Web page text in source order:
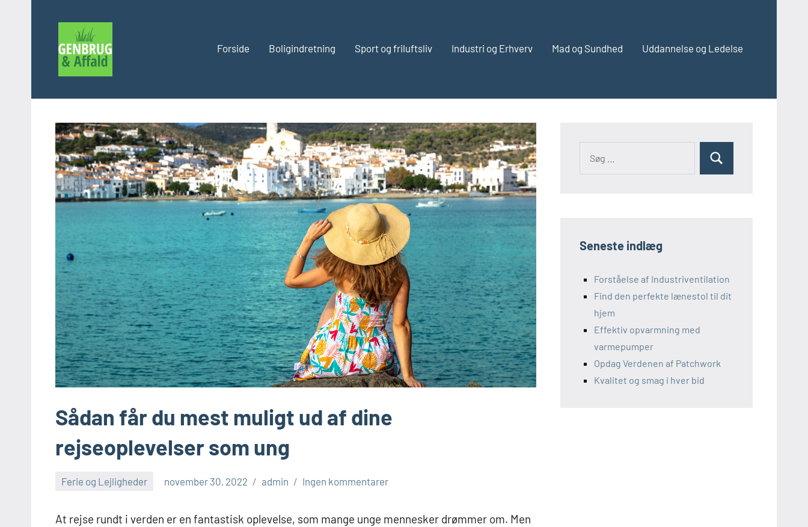
indhold
og
affald
Forside Boligindretning Sport og friluftsliv Industri og Erhverv Mad og Sundhed Uddannelse og Ledelse
Sådan får du mest muligt ud af dine
rejseoplevelser som ung
Ferie og Lejligheder november 30, 2022 admin Ingen kommentarer
At rejse rundt i verden er en fantastisk oplevelse, som mange unge mennesker drømmer om. Men
efter:
Søg
Seneste indlæg
Forståelse af Industriventilation
Find den perfekte lænestol til dit
hjem
Effektiv opvarmning med
varmepumper
Opdag Verdenen af Patchwork
Kvalitet og smag i hver bid